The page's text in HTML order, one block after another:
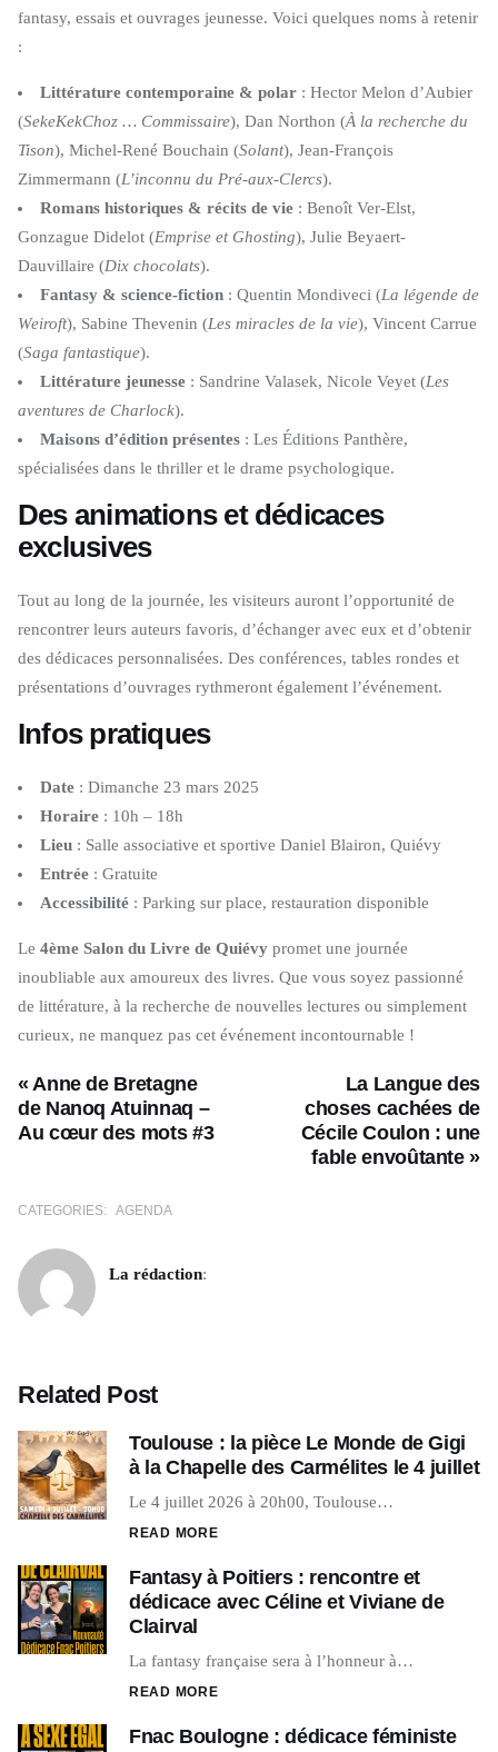
fantasy, essais et ouvrages jeunesse. Voici quelques noms à retenir
:
Littérature contemporaine & polar : Hector Melon d’Aubier
(SekeKekChoz … Commissaire), Dan Northon (À la recherche du
Tison), Michel-René Bouchain (Solant), Jean-François
Zimmermann (L’inconnu du Pré-aux-Clercs).
Romans historiques & récits de vie : Benoît Ver-Elst,
Gonzague Didelot (Emprise et Ghosting), Julie Beyaert-
Dauvillaire (Dix chocolats).
Fantasy & science-fiction : Quentin Mondiveci (La légende de
Weiroft), Sabine Thevenin (Les miracles de la vie), Vincent Carrue
(Saga fantastique).
Littérature jeunesse : Sandrine Valasek, Nicole Veyet (Les
aventures de Charlock).
Maisons d’édition présentes : Les Éditions Panthère,
spécialisées dans le thriller et le drame psychologique.
Des animations et dédicaces
exclusives
Tout au long de la journée, les visiteurs auront l’opportunité de
rencontrer leurs auteurs favoris, d’échanger avec eux et d’obtenir
des dédicaces personnalisées. Des conférences, tables rondes et
présentations d’ouvrages rythmeront également l’événement.
Infos pratiques
Date : Dimanche 23 mars 2025
Horaire : 10h – 18h
Lieu : Salle associative et sportive Daniel Blairon, Quiévy
Entrée : Gratuite
Accessibilité : Parking sur place, restauration disponible
Le 4ème Salon du Livre de Quiévy promet une journée
inoubliable aux amoureux des livres. Que vous soyez passionné
de littérature, à la recherche de nouvelles lectures ou simplement
curieux, ne manquez pas cet événement incontournable !
La Langue des
choses cachées de
Cécile Coulon : une
fable envoûtante »
« Anne de Bretagne
de Nanoq Atuinnaq –
Au cœur des mots #3
CATEGORIES: AGENDA
La rédaction:
Related Post
Toulouse : la pièce Le Monde de Gigi
à la Chapelle des Carmélites le 4 juillet
Le 4 juillet 2026 à 20h00, Toulouse…
READ MORE
Fantasy à Poitiers : rencontre et
dédicace avec Céline et Viviane de
Clairval
La fantasy française sera à l’honneur à…
READ MORE
Fnac Boulogne : dédicace féministe